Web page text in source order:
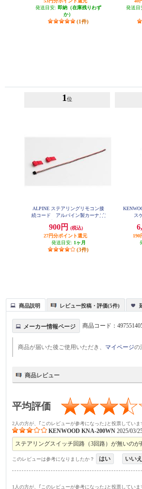
発送目安: 即納（在庫残りわず
か）
(1件)
発送目
1 位
ALPINE ステアリングリモコン接
続コード アルパイン製カーナビ/
ズ対応 KTX-G501R
900円
(税込)
27円分ポイント還元
発送目安: 1ヶ月
(3件)
ス
190
商品説明 レビュー投稿・評価(5件)
メーカー情報ページ 商品コード：
商品が届いた後ご使用いただき、 マイページの
商品レビュー
平均評価
2人の方が、｢このレビューが参考になった｣と投票していま
KENWOOD KNA-200WN 2025/03/
ステアリングスイッチ回路（3回路）が無いのが
このレビューは参考になりましたか？ はい いいえ
1人の方が、｢このレビューが参考になった｣と投票していま